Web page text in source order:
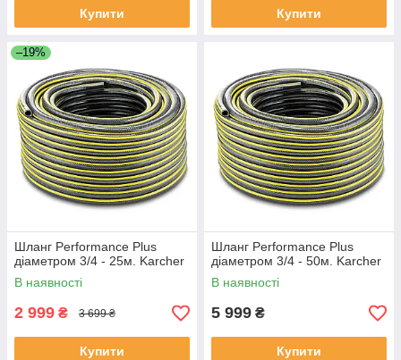
Купити Купити
–19%
Шланг Performance Plus
діаметром 3/4 - 25м. Karcher
В наявності
2 999 ₴ 3 699 ₴
Купити
Шланг Performance Plus
діаметром 3/4 - 50м. Karcher
В наявності
5 999 ₴
Купити